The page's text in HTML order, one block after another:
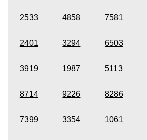
2533 4858 7581
2401 3294 6503
3919 1987 5113
8714 9226 8286
7399 3354 1061